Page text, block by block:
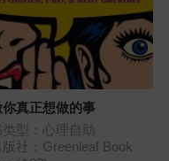
真正想做的事
类型：心理自助
版社：Greenleaf Book